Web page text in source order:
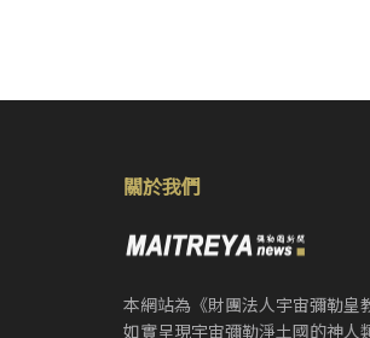
關於我們
本網站為《財團法人宇宙彌勒皇
如實呈現宇宙彌勒淨土國的神人